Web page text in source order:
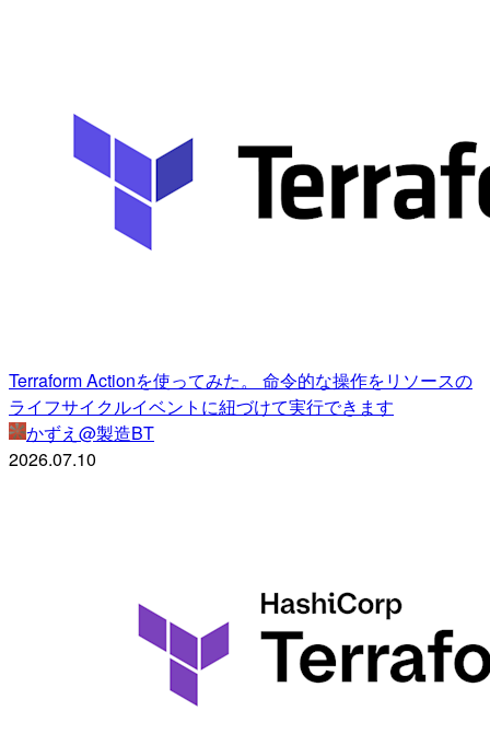
Terraform Actionを使ってみた。 命令的な操作をリソースの
ライフサイクルイベントに紐づけて実行できます
かずえ@製造BT
2026.07.10